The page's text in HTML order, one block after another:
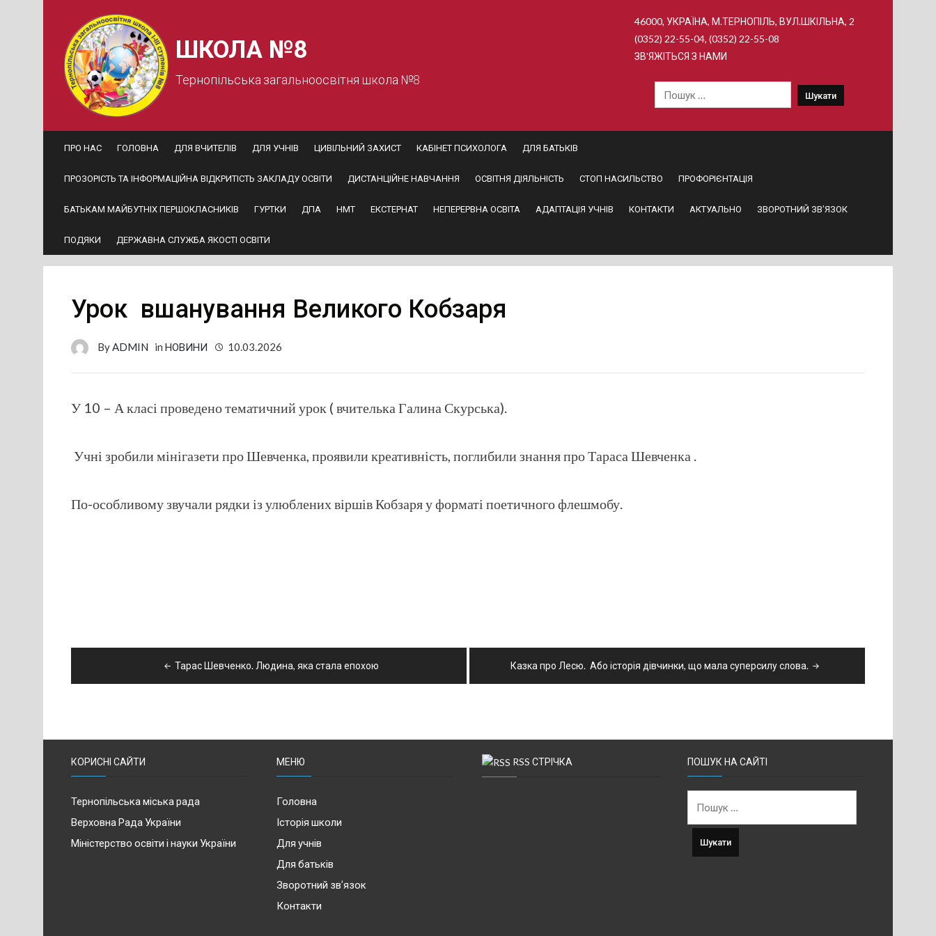
ШКОЛА №8
Тернопільська загальноосвітня школа №8
46000, УКРАЇНА, М.ТЕРНОПІЛЬ, ВУЛ.ШКІЛЬНА, 2
(0352) 22-55-04, (0352) 22-55-08
ЗВ'ЯЖІТЬСЯ З НАМИ
ПРО НАС ГОЛОВНА ДЛЯ ВЧИТЕЛІВ ДЛЯ УЧНІВ ЦИВІЛЬНИЙ ЗАХИСТ КАБІНЕТ ПСИХОЛОГА ДЛЯ БАТЬКІВ
ПРОЗОРІСТЬ ТА ІНФОРМАЦІЙНА ВІДКРИТІСТЬ ЗАКЛАДУ ОСВІТИ ДИСТАНЦІЙНЕ НАВЧАННЯ ОСВІТНЯ ДІЯЛЬНІСТЬ СТОП НАСИЛЬСТВО ПРОФОРІЄНТАЦІЯ
БАТЬКАМ МАЙБУТНІХ ПЕРШОКЛАСНИКІВ ГУРТКИ ДПА НМТ ЕКСТЕРНАТ НЕПЕРЕРВНА ОСВІТА АДАПТАЦІЯ УЧНІВ КОНТАКТИ АКТУАЛЬНО ЗВОРОТНИЙ ЗВ’ЯЗОК
ПОДЯКИ ДЕРЖАВНА СЛУЖБА ЯКОСТІ ОСВІТИ
Урок вшанування Великого Кобзаря
ByADMIN in НОВИНИ 10.03.2026
У 10 – А класі проведено тематичний урок ( вчителька Галина Скурська).
Учні зробили мінігазети про Шевченка, проявили креативність, поглибили знання про Тараса Шевченка .
По-особливому звучали рядки із улюблених віршів Кобзаря у форматі поетичного флешмобу.
Тарас Шевченко. Людина, яка стала епохою Казка про Лесю. Або історія дівчинки, що мала суперсилу слова.
КОРИСНІ САЙТИ
Тернопільська міська рада
Верховна Рада України
Міністерство освіти і науки України
МЕНЮ
Головна
Історія школи
Для учнів
Для батьків
Зворотний зв’язок
Контакти
RSS СТРІЧКА ПОШУК НА САЙТІ